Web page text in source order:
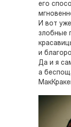
его
И вот
злобные
и
Да и я
а